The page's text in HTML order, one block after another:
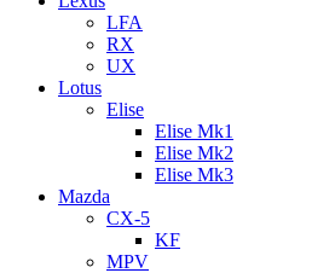
LFA
RX
UX
Lotus
Elise
Elise Mk1
Elise Mk2
Elise Mk3
Mazda
CX-5
KF
MPV